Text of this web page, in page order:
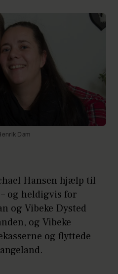
Dam
Hansen hjælp til
og heldigvis for
og Vibeke Dysted
og Vibeke
og flyttede